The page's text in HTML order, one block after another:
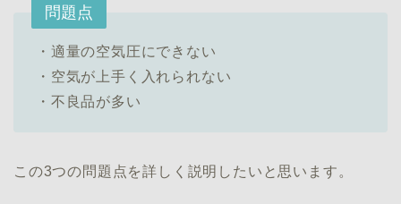
問題点
・適量の空気圧にできない
・空気が上手く入れられない
・不良品が多い
この3つの問題点を詳しく説明したいと思います。